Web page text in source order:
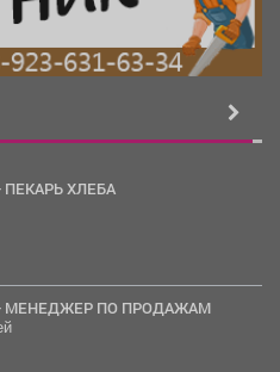
ПЕКАРЬ ХЛЕБА
- МЕНЕДЖЕР ПО ПРОДАЖАМ